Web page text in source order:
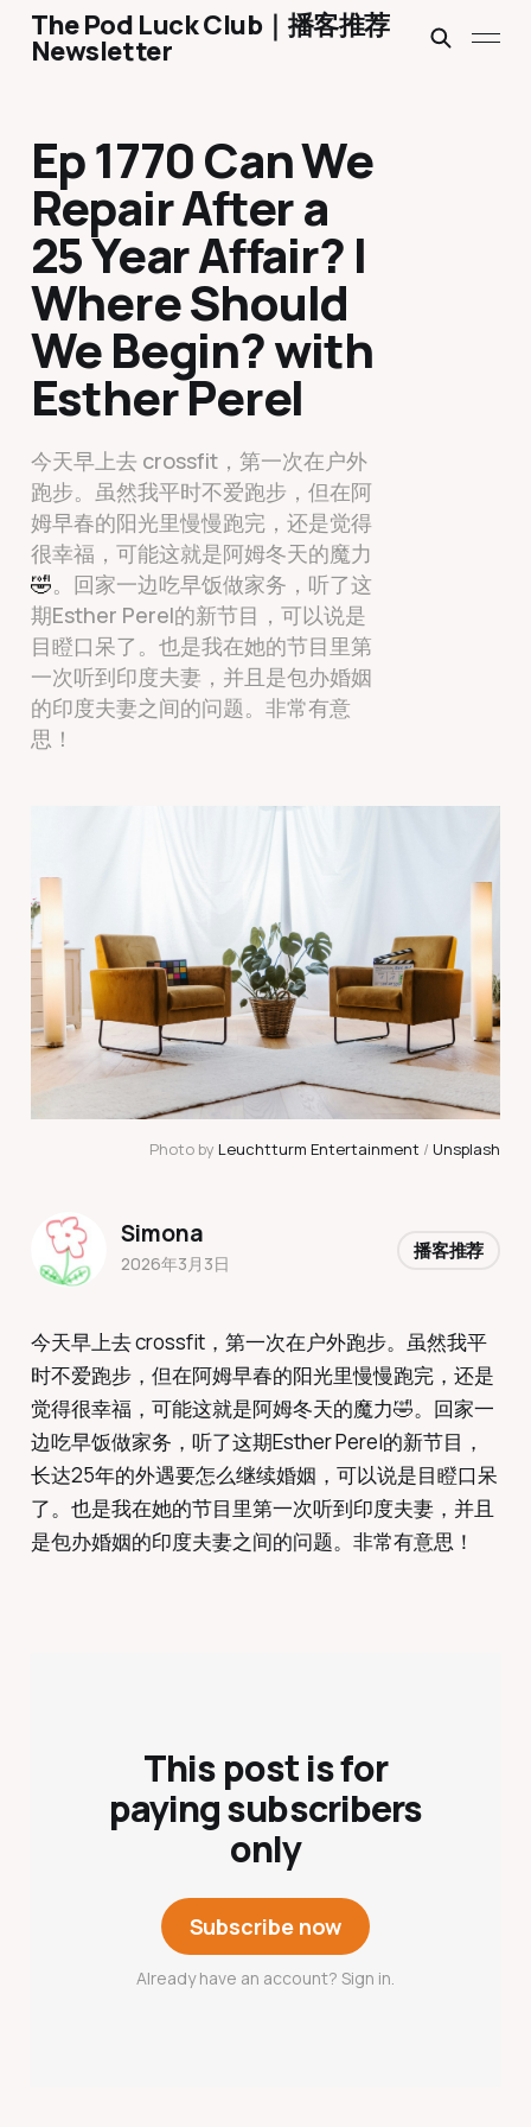
The Pod Luck Club｜播客推荐
Newsletter
Ep 1770 Can We
Repair After a
25 Year Affair? |
Where Should
We Begin? with
Esther Perel
今天早上去 crossfit，第一次在户外
跑步。虽然我平时不爱跑步，但在阿
姆早春的阳光里慢慢跑完，还是觉得
很幸福，可能这就是阿姆冬天的魔力
🤣。回家一边吃早饭做家务，听了这
期Esther Perel的新节目，可以说是
目瞪口呆了。也是我在她的节目里第
一次听到印度夫妻，并且是包办婚姻
的印度夫妻之间的问题。非常有意
思！
Photo by Leuchtturm Entertainment / Unsplash
今天早上去 crossfit，第一次在户外跑步。虽然我平
时不爱跑步，但在阿姆早春的阳光里慢慢跑完，还是
觉得很幸福，可能这就是阿姆冬天的魔力🤣。回家一
边吃早饭做家务，听了这期Esther Perel的新节目，
长达25年的外遇要怎么继续婚姻，可以说是目瞪口呆
了。也是我在她的节目里第一次听到印度夫妻，并且
是包办婚姻的印度夫妻之间的问题。非常有意思！
This post is for
paying subscribers
only
Subscribe now
Already have an account? Sign in.
Simona
2026年3月3日
播客推荐